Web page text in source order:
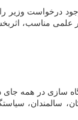
درخواست
مناسب،
در همه جای
سالمندان،